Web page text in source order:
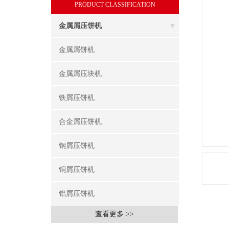
PRODUCT CLASSIFICATION
金属屑压饼机
金属屑饼机
金属屑压块机
铁屑压饼机
合金屑压饼机
钢屑压饼机
铜屑压饼机
铝屑压饼机
查看更多 >>